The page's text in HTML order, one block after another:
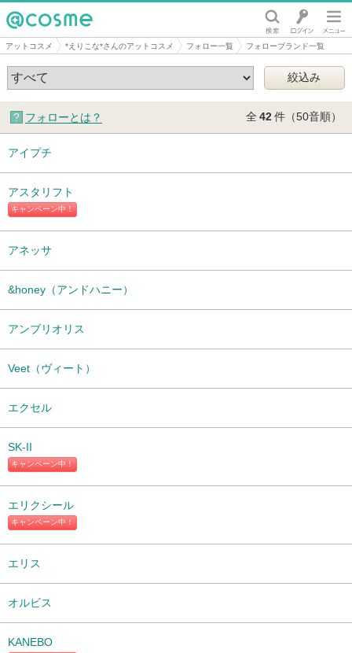
@cosme
アットコスメ *えりこな*さんのアットコスメ フォロー一覧 フォローブランド一覧
フォローとは？ 全 42件（50音順）
アイプチ
キャンペーン中！
アスタリフト
アネッサ
&honey（アンドハニー）
アンブリオリス
Veet（ヴィート）
エクセル
キャンペーン中！
SK-II
キャンペーン中！
エリクシール
エリス
オルビス
KANEBO